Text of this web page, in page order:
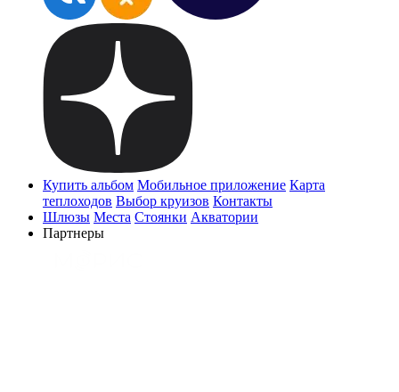
Купить альбом Мобильное приложение Карта
теплоходов Выбор круизов Контакты
Шлюзы Места Стоянки Акватории
Партнеры